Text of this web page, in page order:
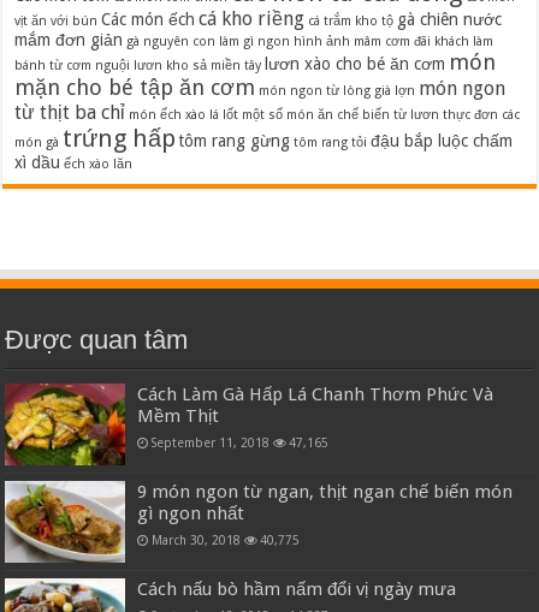
vịt ăn với bún Các món ếch cá kho riềng cá trắm kho tộ gà chiên nước
mắm đơn giản gà nguyên con làm gì ngon hình ảnh mâm cơm đãi khách làm
bánh từ cơm nguội lươn kho sả miền tây lươn xào cho bé ăn cơm món
mặn cho bé tập ăn cơm món ngon từ lòng già lợn món ngon
từ thịt ba chỉ món ếch xào lá lốt một số món ăn chế biến từ lươn thực đơn các
món gà trứng hấp tôm rang gừng tôm rang tỏi đậu bắp luộc chấm
xì dầu ếch xào lăn
Được quan tâm
Cách Làm Gà Hấp Lá Chanh Thơm Phức Và
Mềm Thịt
September 11, 2018 47,165
9 món ngon từ ngan, thịt ngan chế biến món
gì ngon nhất
March 30, 2018 40,775
Cách nấu bò hầm nấm đổi vị ngày mưa